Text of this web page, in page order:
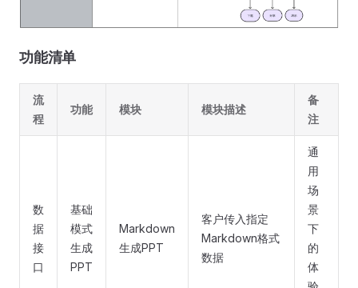
功能清单
流
程
功能 模块 模块描述
备
注
数
据
接
口
基础
模式
生成
PPT
Markdown
生成PPT
客户传入指定
Markdown格式
数据
通
用
场
景
下
的
体